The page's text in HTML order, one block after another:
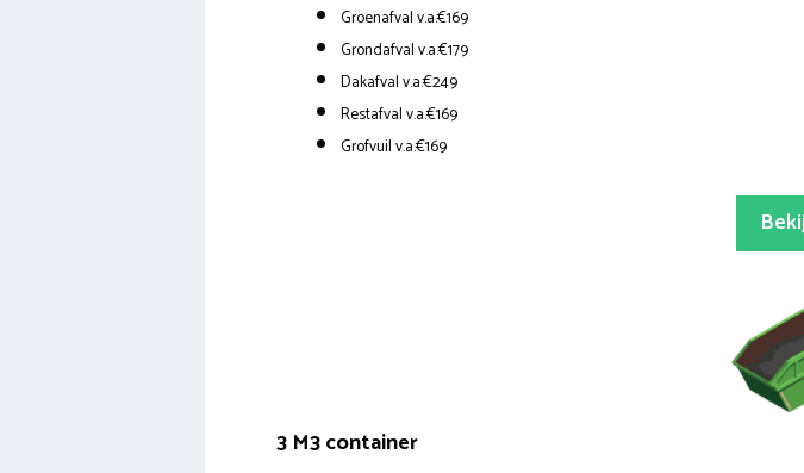
Groenafval v.a.€169
Grondafval v.a.€179
Dakafval v.a.€249
Restafval v.a.€169
Grofvuil v.a.€169
3 M3 container